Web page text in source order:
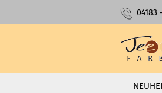
04183